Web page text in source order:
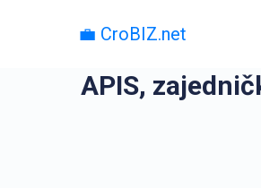
💼 CroBIZ.net
APIS,